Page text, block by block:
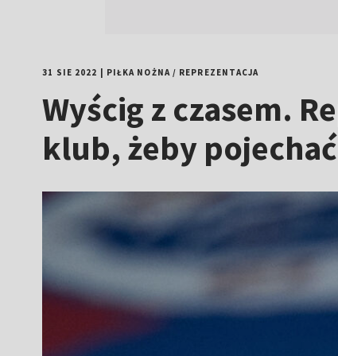
31 SIE 2022 PIŁKA NOŻNA/ REPREZENTACJA
Wyścig z czasem.
klub, żeby